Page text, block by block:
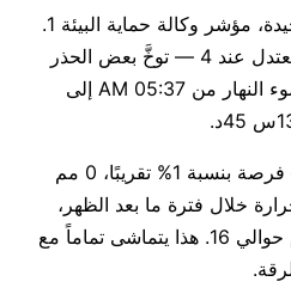
تنفس بسهولة: جودة الهواء جيدة، مؤشر وكالة حماية البيئة 1.
مؤشر أشعة فوق بنفسجية معتدل عند 4 — توخَّ بعض الحذر
تحت شمس الظهيرة. يمتد ضوء النهار من 05:37 AM إلى
هطول الأمطار غير مرجح — فرصة بنسبة 1% تقريبًا، 0 مم
خلال فترة ما بعد الظهر،
لتصل إلى ذروتها قرب 40°م حوالي 16. هذا يتماشى تماماً مع